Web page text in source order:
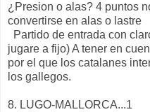
¿Presion o alas? 4 puntos
convertirse en alas o lastre
Partido de entrada con
jugare a fijo) A tener en
por el que los catalanes
los gallegos.
8. LUGO-MALLORCA...1